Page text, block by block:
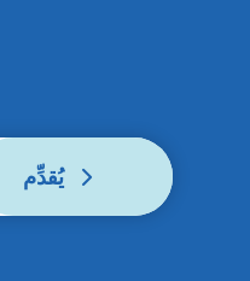
يُقدِّم